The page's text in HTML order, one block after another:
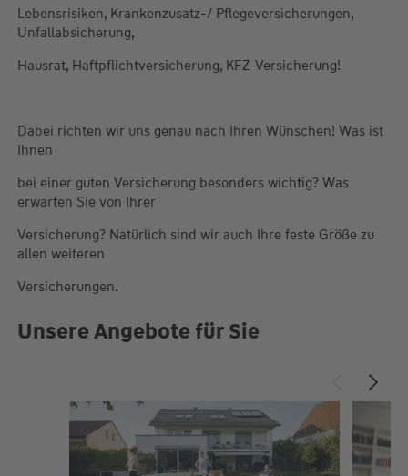
Lebensrisiken, Krankenzusatz-/ Pflegeversicherungen,
Unfallabsicherung,
Hausrat, Haftpflichtversicherung, KFZ-Versicherung!
Dabei richten wir uns genau nach Ihren Wünschen! Was ist
Ihnen
bei einer guten Versicherung besonders wichtig? Was
erwarten Sie von Ihrer
Versicherung? Natürlich sind wir auch Ihre feste Größe zu
allen weiteren
Versicherungen.
Unsere Angebote für Sie